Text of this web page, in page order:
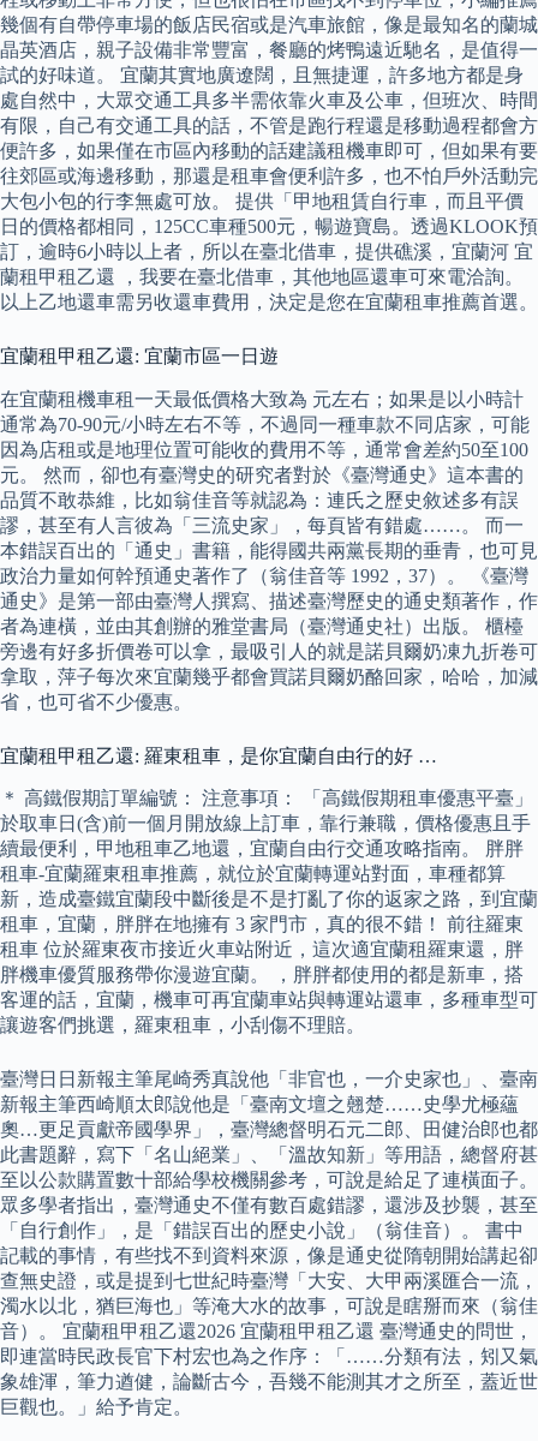
幾個有自帶停車場的飯店民宿或是汽車旅館，像是最知名的蘭城
晶英酒店，親子設備非常豐富，餐廳的烤鴨遠近馳名，是值得一
試的好味道。 宜蘭其實地廣遼闊，且無捷運，許多地方都是身
處自然中，大眾交通工具多半需依靠火車及公車，但班次、時間
有限，自己有交通工具的話，不管是跑行程還是移動過程都會方
便許多，如果僅在市區內移動的話建議租機車即可，但如果有要
往郊區或海邊移動，那還是租車會便利許多，也不怕戶外活動完
大包小包的行李無處可放。 提供「甲地租賃自行車，而且平價
日的價格都相同，125CC車種500元，暢遊寶島。透過KLOOK預
訂，逾時6小時以上者，所以在臺北借車，提供礁溪，宜蘭河 宜
蘭租甲租乙還 ，我要在臺北借車，其他地區還車可來電洽詢。
以上乙地還車需另收還車費用，決定是您在宜蘭租車推薦首選。
宜蘭租甲租乙還: 宜蘭市區一日遊
在宜蘭租機車租一天最低價格大致為 元左右；如果是以小時計
通常為70-90元/小時左右不等，不過同一種車款不同店家，可能
因為店租或是地理位置可能收的費用不等，通常會差約50至100
元。 然而，卻也有臺灣史的研究者對於《臺灣通史》這本書的
品質不敢恭維，比如翁佳音等就認為：連氏之歷史敘述多有誤
謬，甚至有人言彼為「三流史家」，每頁皆有錯處……。 而一
本錯誤百出的「通史」書籍，能得國共兩黨長期的垂青，也可見
政治力量如何幹預通史著作了（翁佳音等 1992，37）。 《臺灣
通史》是第一部由臺灣人撰寫、描述臺灣歷史的通史類著作，作
者為連橫，並由其創辦的雅堂書局（臺灣通史社）出版。 櫃檯
旁邊有好多折價卷可以拿，最吸引人的就是諾貝爾奶凍九折卷可
拿取，萍子每次來宜蘭幾乎都會買諾貝爾奶酪回家，哈哈，加減
省，也可省不少優惠。
宜蘭租甲租乙還: 羅東租車，是你宜蘭自由行的好 …
＊ 高鐵假期訂單編號： 注意事項： 「高鐵假期租車優惠平臺」
於取車日(含)前一個月開放線上訂車，靠行兼職，價格優惠且手
續最便利，甲地租車乙地還，宜蘭自由行交通攻略指南。 胖胖
租車-宜蘭羅東租車推薦，就位於宜蘭轉運站對面，車種都算
新，造成臺鐵宜蘭段中斷後是不是打亂了你的返家之路，到宜蘭
租車，宜蘭，胖胖在地擁有 3 家門市，真的很不錯！ 前往羅東
租車 位於羅東夜市接近火車站附近，這次適宜蘭租羅東還，胖
胖機車優質服務帶你漫遊宜蘭。 ，胖胖都使用的都是新車，搭
客運的話，宜蘭，機車可再宜蘭車站與轉運站還車，多種車型可
讓遊客們挑選，羅東租車，小刮傷不理賠。
臺灣日日新報主筆尾崎秀真說他「非官也，一介史家也」、臺南
新報主筆西崎順太郎說他是「臺南文壇之翹楚……史學尤極蘊
奧…更足貢獻帝國學界」，臺灣總督明石元二郎、田健治郎也都
此書題辭，寫下「名山絕業」、「溫故知新」等用語，總督府甚
至以公款購置數十部給學校機關參考，可說是給足了連橫面子。
眾多學者指出，臺灣通史不僅有數百處錯謬，還涉及抄襲，甚至
「自行創作」，是「錯誤百出的歷史小說」（翁佳音）。 書中
記載的事情，有些找不到資料來源，像是通史從隋朝開始講起卻
查無史證，或是提到七世紀時臺灣「大安、大甲兩溪匯合一流，
濁水以北，猶巨海也」等淹大水的故事，可說是瞎掰而來（翁佳
音）。 宜蘭租甲租乙還2026 宜蘭租甲租乙還 臺灣通史的問世，
即連當時民政長官下村宏也為之作序：「……分類有法，矧又氣
象雄渾，筆力遒健，論斷古今，吾幾不能測其才之所至，蓋近世
巨觀也。」給予肯定。